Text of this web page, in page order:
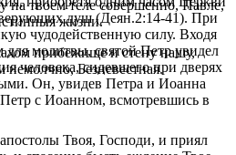
душ (Деян.2:14-41). При
чудодейственную силу. Входя
молитвы, святой Петр увидел
человека, сидевшего при дверях
Он, увидев Петра и Иоанна
с Иоанном, всмотревшись в
на твоем теле совершенно, Павле,
жизни.
прибежище и стену нашу,
немолчно, Безневестная.
Твоя, Господи, и приял